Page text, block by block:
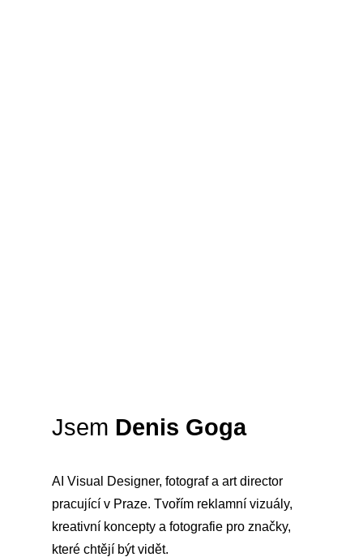
Jsem Denis Goga
AI Visual Designer, fotograf a art director
pracující v Praze. Tvořím reklamní vizuály,
kreativní koncepty a fotografie pro značky,
které chtějí být vidět.